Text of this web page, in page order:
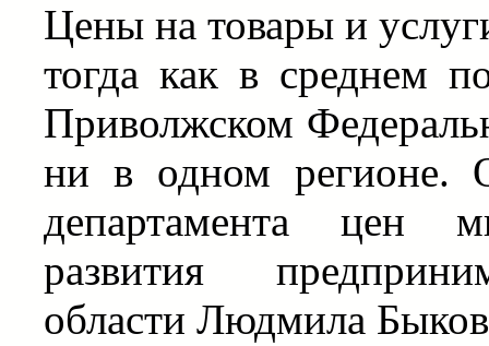
Цены на товары и
тогда как в среднем
Приволжском
ни в одном регионе.
департамента цен
развития
области Людмила